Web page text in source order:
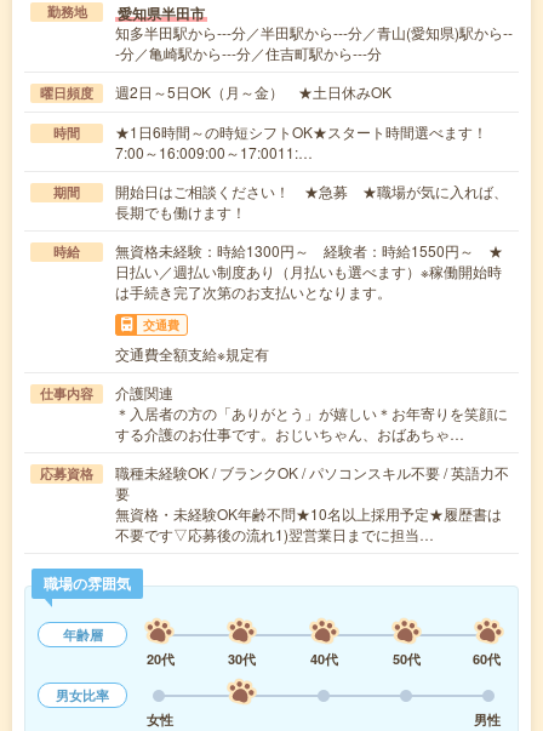
勤務地 愛知県半田市
知多半田駅から---分／半田駅から---分／青山(愛知県)駅から--
-分／亀崎駅から---分／住吉町駅から---分
曜日頻度 週2日～5日OK（月～金） ★土日休みOK
時間
★1日6時間～の時短シフトOK★スタート時間選べます！
7:00～16:009:00～17:0011:…
期間
開始日はご相談ください！ ★急募 ★職場が気に入れば、
長期でも働けます！
時給
無資格未経験：時給1300円～ 経験者：時給1550円～ ★
日払い／週払い制度あり（月払いも選べます）※稼働開始時
は手続き完了次第のお支払いとなります。
交通費
交通費全額支給※規定有
仕事内容
介護関連
＊入居者の方の「ありがとう」が嬉しい＊お年寄りを笑顔に
する介護のお仕事です。おじいちゃん、おばあちゃ…
応募資格
職種未経験OK / ブランクOK / パソコンスキル不要 / 英語力不
要
無資格・未経験OK年齢不問★10名以上採用予定★履歴書は
不要です▽応募後の流れ1)翌営業日までに担当…
職場の雰囲気
年齢層
20代
30代 40代 50代
60代
男女比率
女性
男性